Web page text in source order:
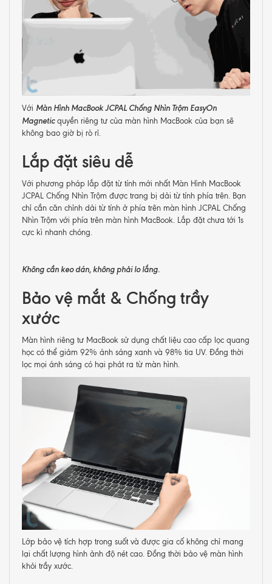
Với Màn Hình MacBook JCPAL Chống Nhìn Trộm EasyOn
Magnetic quyền riêng tư của màn hình MacBook của bạn sẽ
không bao giờ bị rò rỉ.
Lắp đặt siêu dễ
Với phương pháp lắp đặt từ tính mới nhất Màn Hình MacBook
JCPAL Chống Nhìn Trộm được trang bị dải từ tính phía trên. Bạn
chỉ cần căn chỉnh dải từ tính ở phía trên màn hình JCPAL Chống
Nhìn Trộm với phía trên màn hình MacBook. Lắp đặt chưa tới 1s
cực kì nhanh chóng.
Không cần keo dán, không phải lo lắng.
Bảo vệ mắt & Chống trầy
xước
Màn hình riêng tư MacBook sử dụng chất liệu cao cấp lọc quang
học có thể giảm 92% ánh sáng xanh và 98% tia UV. Đồng thời
lọc mọi ánh sáng có hại phát ra từ màn hình.
Lớp bảo vệ tích hợp trong suốt và được gia cố không chỉ mang
lại chất lượng hình ảnh độ nét cao. Đồng thời bảo vệ màn hình
khỏi trầy xước.